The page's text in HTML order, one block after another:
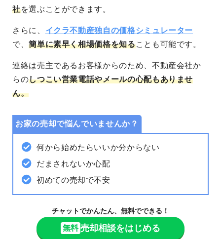
社を選ぶことができます。
さらに、 イクラ不動産独自の価格シミュレーター
で、簡単に素早く相場価格を知ることも可能です。
連絡は売主であるお客様からのため、不動産会社か
らのしつこい営業電話やメールの心配もありませ
ん。
お家の売却で悩んでいませんか？
何から始めたらいいか分からない
だまされないか心配
初めての売却で不安
チャットでかんたん、無料でできる！
無料 売却相談をはじめる